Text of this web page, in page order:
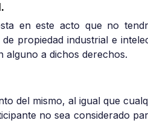
en este acto que no
propiedad industrial e
alguno a dichos derechos.
del mismo, al igual que
no sea considerado